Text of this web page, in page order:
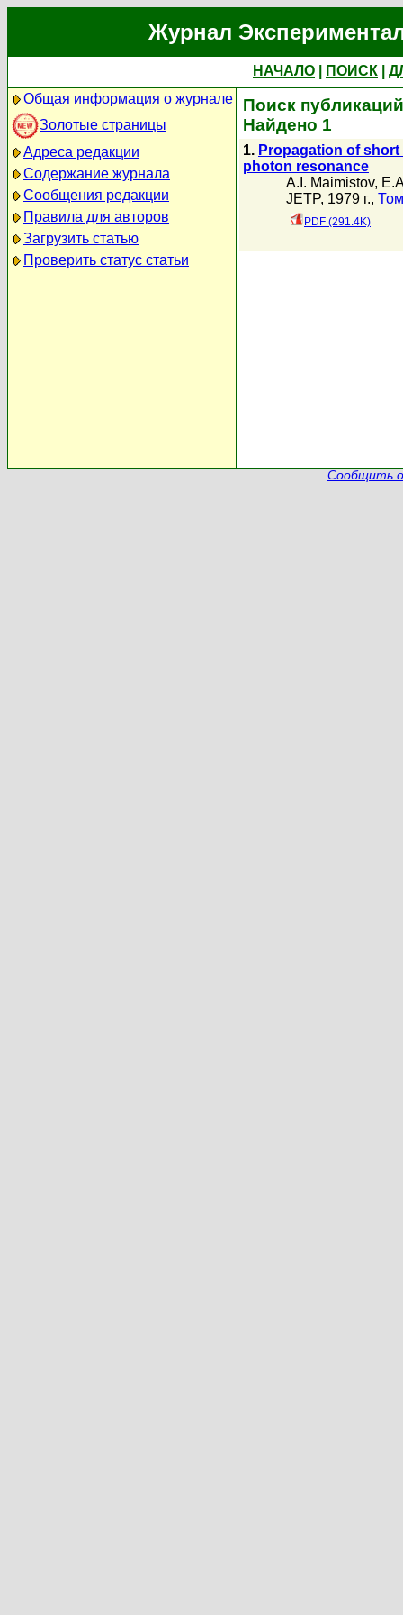
Журнал
НАЧАЛО ПОИСК
Общая информация о журнале
Золотые страницы
Адреса редакции
Содержание журнала
Сообщения редакции
Правила для авторов
Загрузить статью
Проверить статус статьи
Поиск
Найдено 1
1. Propagation of
photon resonance
A.I. Maimistov,
JETP, 1979 г.,
PDF (291.4K)
Сообщить о